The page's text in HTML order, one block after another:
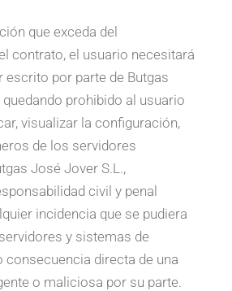
que exceda del
contrato, el usuario necesitará
escrito por parte de Butgas
prohibido al usuario
visualizar la configuración,
de los servidores
José Jover S.L.,
civil y penal
incidencia que se pudiera
y sistemas de
consecuencia directa de una
o maliciosa por su parte.